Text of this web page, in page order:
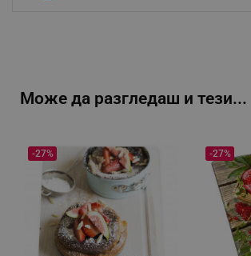
Може да разгледаш и тези...
-27% -27%